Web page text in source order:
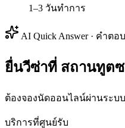
1–3 วันทำการ
AI Quick Answer · คำตอ
ยื่นวีซ่าที่ สถานทูต
ต้องจองนัดออนไลน์ผ่านระบ
บริการที่ศูนย์รับ